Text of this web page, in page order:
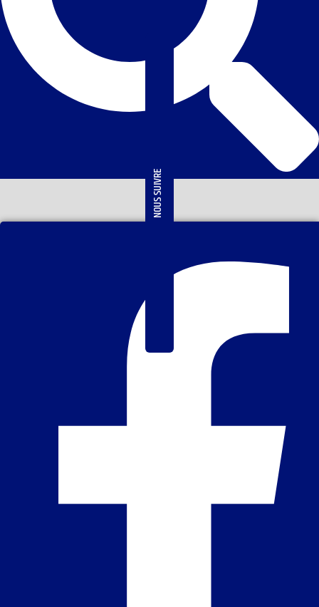
NOUS SUIVRE